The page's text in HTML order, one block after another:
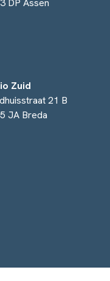
DP Assen
Zuid
21 B
JA Breda